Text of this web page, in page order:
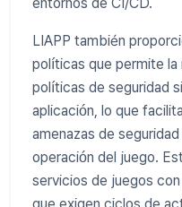
LIAPP también
políticas que permite
políticas de seguridad
aplicación, lo que
amenazas de
operación del juego.
servicios de juegos